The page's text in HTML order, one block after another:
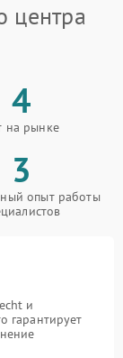
центра
4
на рынке
3
опыт работы
и
гарантирует